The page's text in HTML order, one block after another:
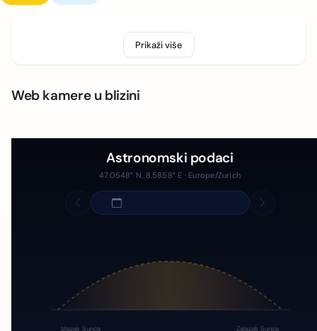
Prikaži više
Web kamere u blizini
Astronomski podaci
47.0548° N, 8.5858° E · Europe/Zurich
Izlazak Sunca Zalazak Sunca